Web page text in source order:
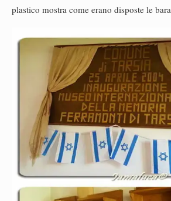
plastico mostra come erano disposte le